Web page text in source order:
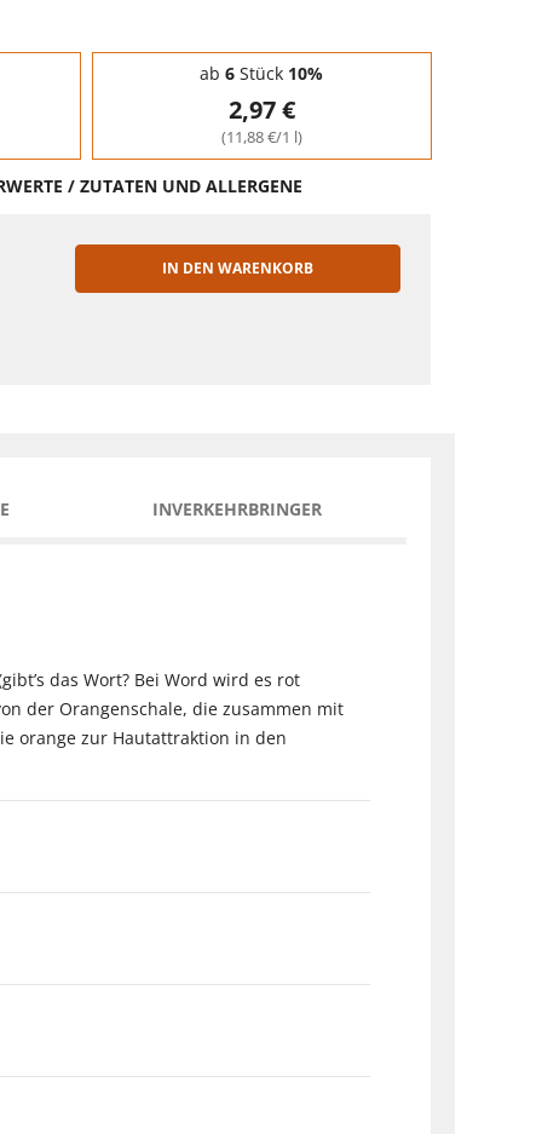
ab 6 Stück 10%
2,97 €
(11,88 €/1 l)
/ ZUTATEN UND ALLERGENE
IN DEN WARENKORB
INVERKEHRBRINGER
das Wort? Bei Word wird es rot
der Orangenschale, die zusammen mit
orange zur Hautattraktion in den